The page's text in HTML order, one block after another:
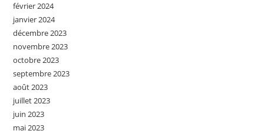
février 2024
janvier 2024
décembre 2023
novembre 2023
octobre 2023
septembre 2023
août 2023
juillet 2023
juin 2023
mai 2023